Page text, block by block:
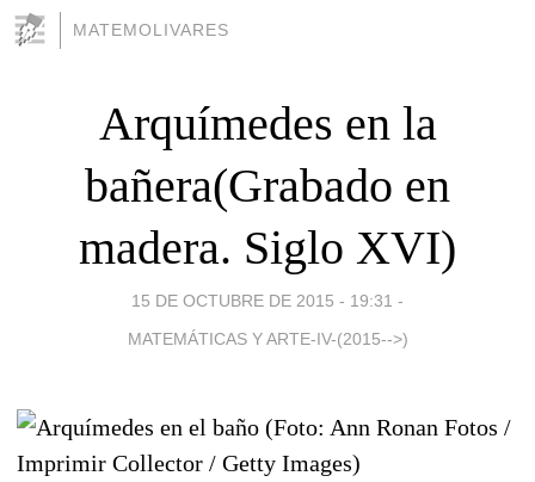
MATEMOLIVARES
Arquímedes en la
bañera(Grabado en
madera. Siglo XVI)
15 DE OCTUBRE DE 2015 - 19:31 -
MATEMÁTICAS Y ARTE-IV-(2015-->)